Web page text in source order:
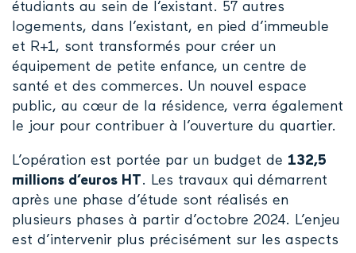
étudiants au sein de l’existant. 57 autres
logements, dans l’existant, en pied d’immeuble
et R+1, sont transformés pour créer un
équipement de petite enfance, un centre de
santé et des commerces. Un nouvel espace
public, au cœur de la résidence, verra également
le jour pour contribuer à l’ouverture du quartier.
L’opération est portée par un budget de 132,5
millions d’euros HT. Les travaux qui démarrent
après une phase d’étude sont réalisés en
plusieurs phases à partir d’octobre 2024. L’enjeu
est d’intervenir plus précisément sur les aspects